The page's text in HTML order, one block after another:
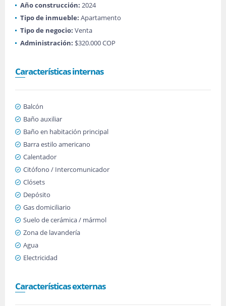
Año construcción: 2024
Tipo de inmueble: Apartamento
Tipo de negocio: Venta
Administración: $320.000 COP
Características internas
Balcón
Baño auxiliar
Baño en habitación principal
Barra estilo americano
Calentador
Citófono / Intercomunicador
Clósets
Depósito
Gas domiciliario
Suelo de cerámica / mármol
Zona de lavandería
Agua
Electricidad
Características externas